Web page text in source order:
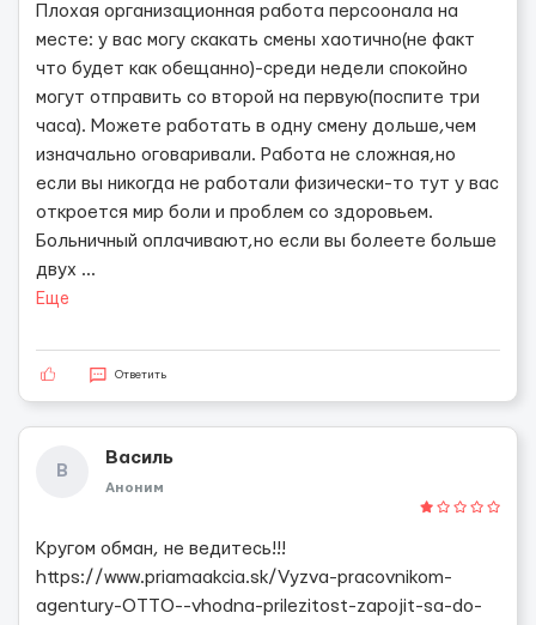
Плохая организационная работа персоонала на
месте: у вас могу скакать смены хаотично(не факт
что будет как обещанно)-среди недели спокойно
могут отправить со второй на первую(поспите три
часа). Можете работать в одну смену дольше,чем
изначально оговаривали. Работа не сложная,но
если вы никогда не работали физически-то тут у вас
откроется мир боли и проблем со здоровьем.
Больничный оплачивают,но если вы болеете больше
двух ...
Еще
Ответить
В
Василь
Аноним
Кругом обман, не ведитесь!!!
https://www.priamaakcia.sk/Vyzva-pracovnikom-
agentury-OTTO--vhodna-prilezitost-zapojit-sa-do-